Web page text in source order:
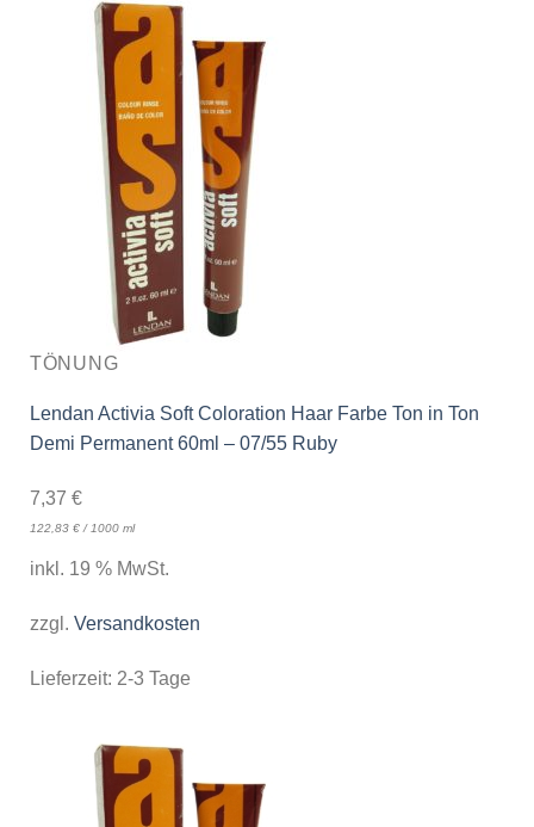
TÖNUNG
Lendan Activia Soft Coloration Haar Farbe Ton in Ton
Demi Permanent 60ml – 07/55 Ruby
7,37 €
122,83 €/ 1000 ml
inkl. 19 % MwSt.
zzgl. Versandkosten
Lieferzeit: 2-3 Tage